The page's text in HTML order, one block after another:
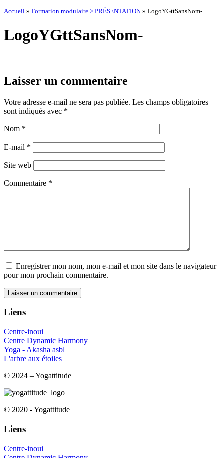
Accueil » Formation modulaire > PRÉSENTATION » LogoYGttSansNom-
LogoYGttSansNom-
Laisser un commentaire
Votre adresse e-mail ne sera pas publiée. Les champs obligatoires
sont indiqués avec *
Nom *
E-mail *
Site web
Commentaire *
Enregistrer mon nom, mon e-mail et mon site dans le navigateur
pour mon prochain commentaire.
Liens
Centre-inoui
Centre Dynamic Harmony
Yoga - Akasha asbl
L'arbre aux étoiles
© 2024 – Yogattitude
© 2020 - Yogattitude
Liens
Centre-inoui